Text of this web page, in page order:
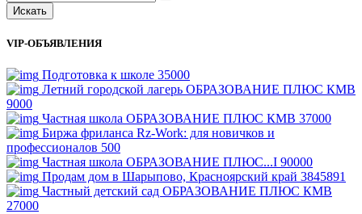
Искать
VIP-ОБЪЯВЛЕНИЯ
Подготовка к школе 35000
Летний городской лагерь ОБРАЗОВАНИЕ ПЛЮС КМВ
9000
Частная школа ОБРАЗОВАНИЕ ПЛЮС КМВ 37000
Биржа фриланса Rz-Work: для новичков и
профессионалов 500
Частная школа ОБРАЗОВАНИЕ ПЛЮС...I 90000
Продам дом в Шарыпово, Красноярский край 3845891
Частный детский сад ОБРАЗОВАНИЕ ПЛЮС КМВ
27000